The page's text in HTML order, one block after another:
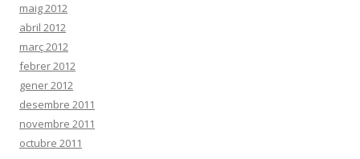
maig 2012
abril 2012
març 2012
febrer 2012
gener 2012
desembre 2011
novembre 2011
octubre 2011